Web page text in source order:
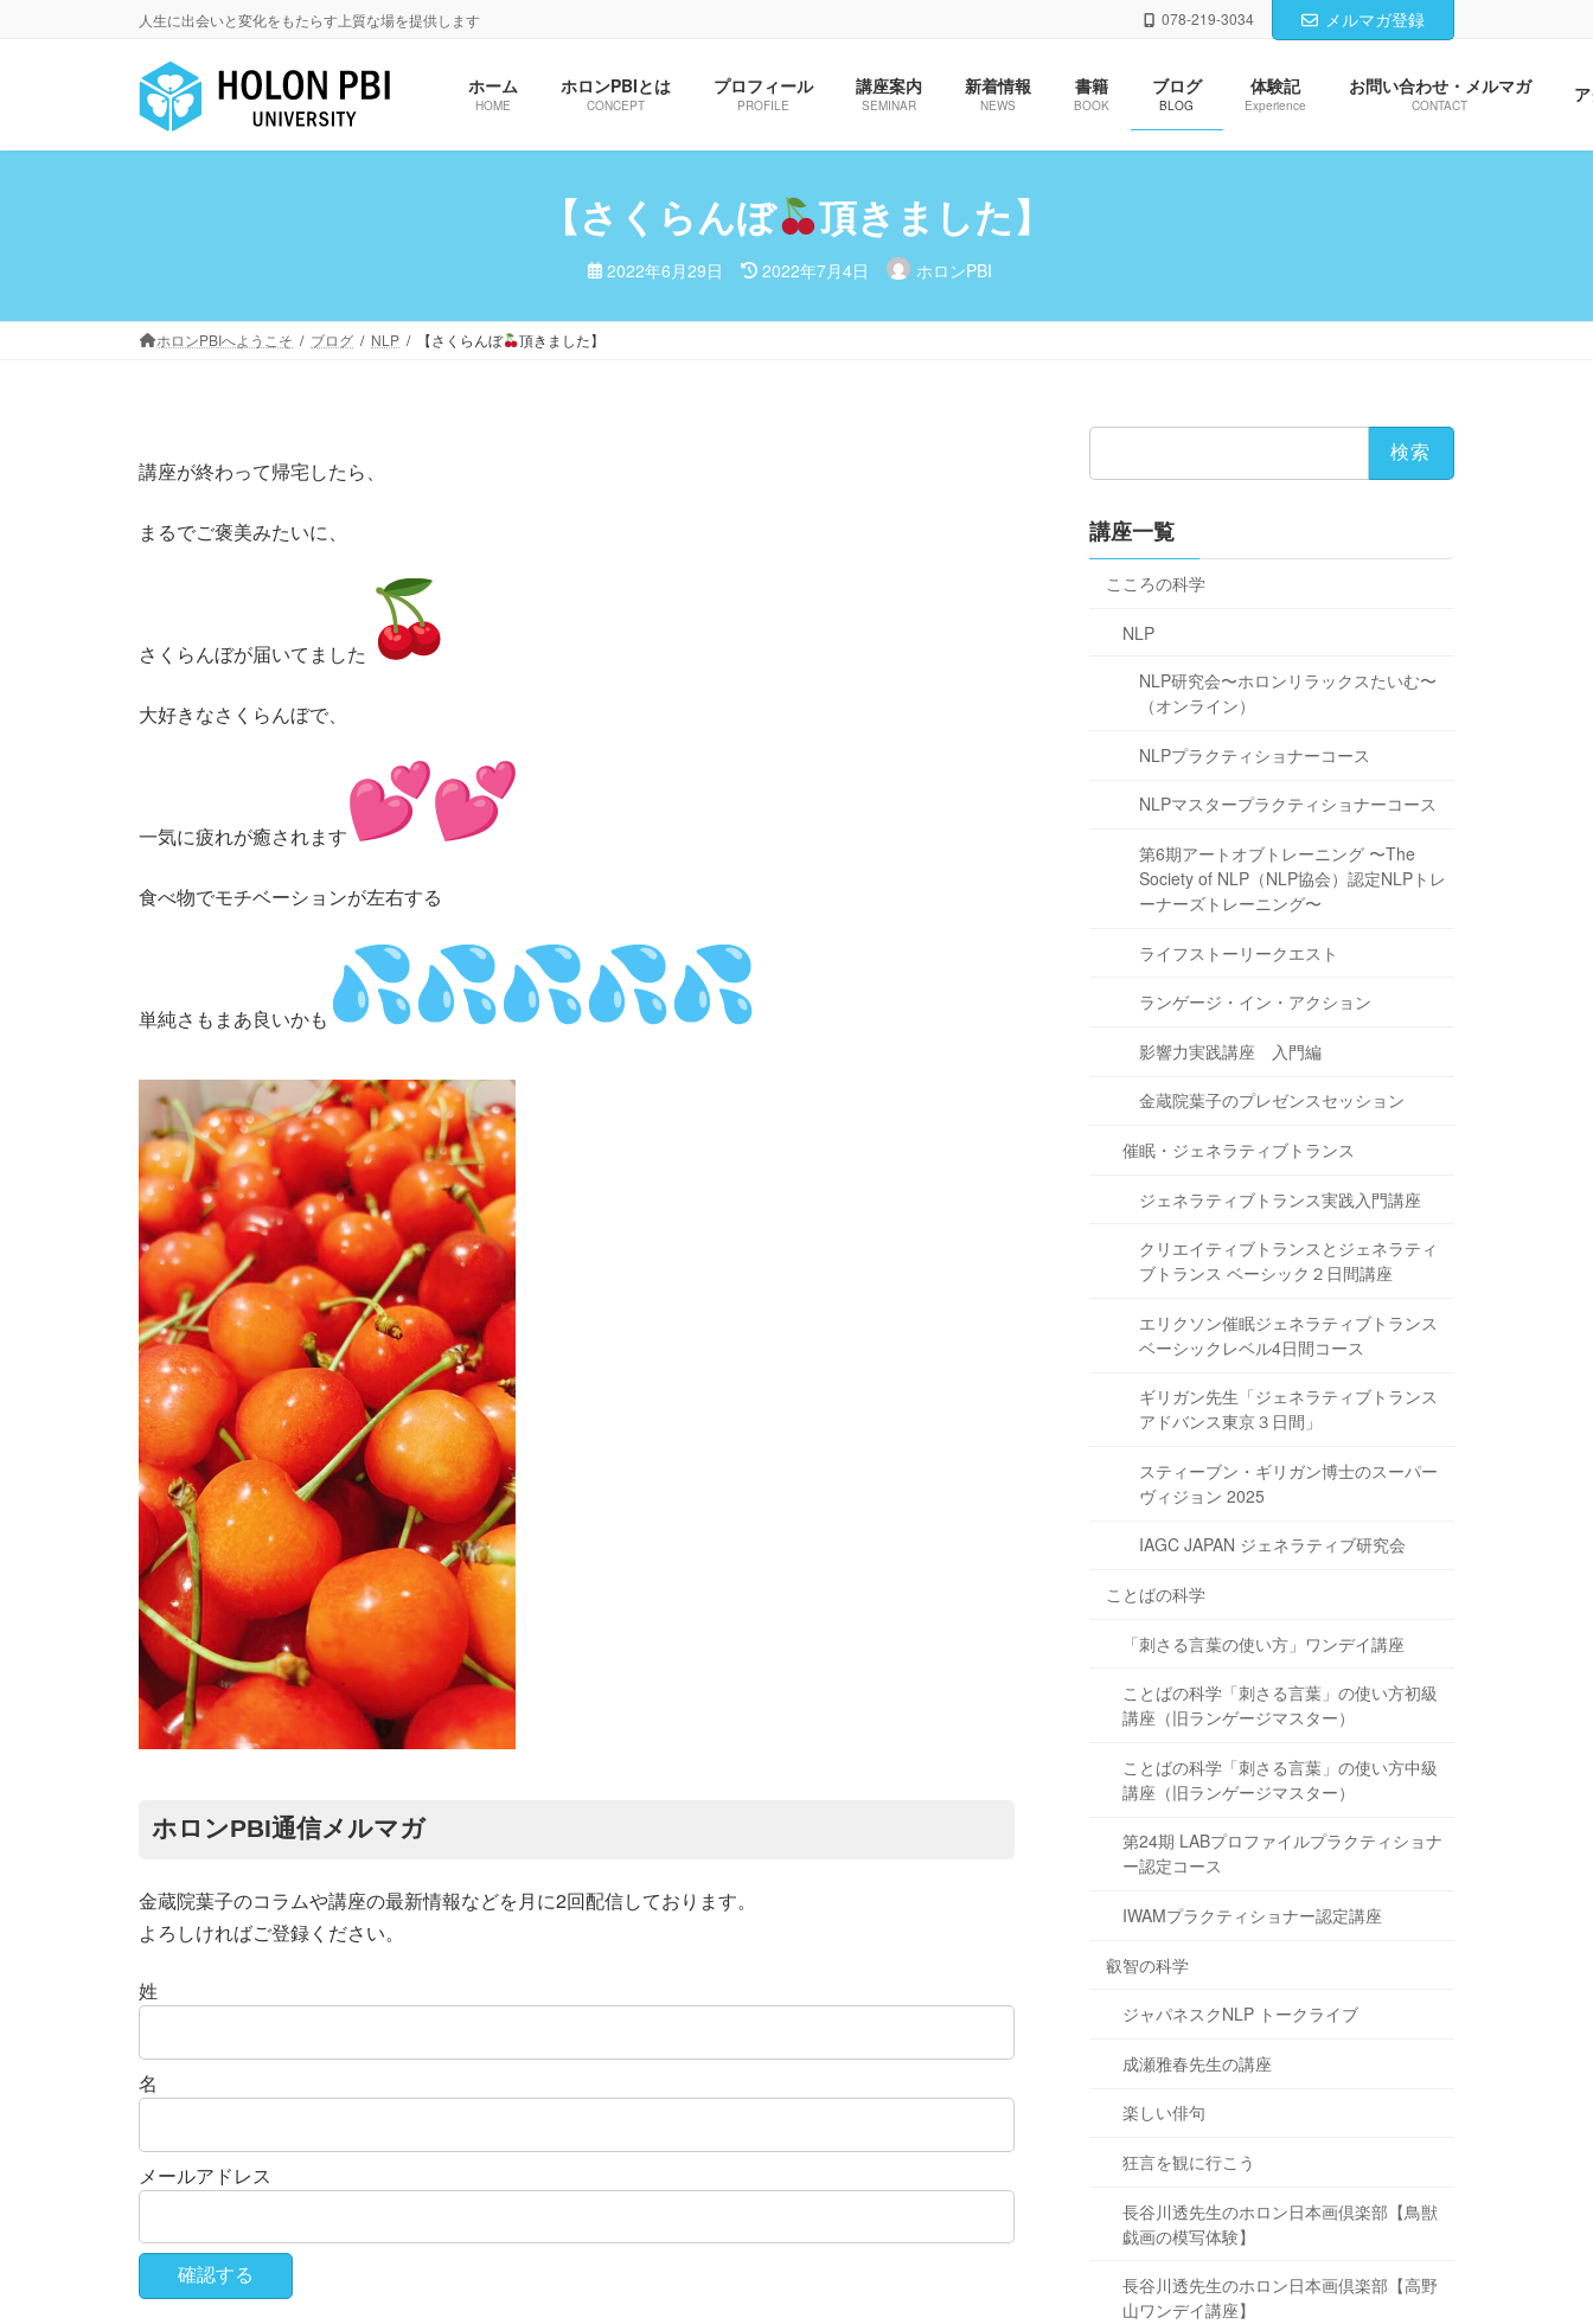
へ
ョ
人生に出会いと変化をもたらす上質な場を提供します 078-219-3034 メルマガ登録
ホーム
HOME
ホロンPBIとは
CONCEPT
プロフィール
PROFILE
講座案内
SEMINAR
新着情報
NEWS
書籍
BOOK
ブログ
BLOG
体験記
Experience
お問い合わせ・メルマガ
CONTACT
【さくらんぼ 頂きました】
2022年6月29日 最
終
日
2022年7月4日 ホロンPBI
ホロンPBIへようこそ ブログ NLP 【さくらんぼ 頂きました】
講座が終わって帰宅したら、
まるでご褒美みたいに、
さくらんぼが届いてました
大好きなさくらんぼで、
一気に疲れが癒されます
食べ物でモチベーションが左右する
単純さもまあ良いかも
ホロンPBI通信メルマガ
金蔵院葉子のコラムや講座の最新情報などを月に2回配信しております。
よろしければご登録ください。
姓
名
メールアドレス
検
講座一覧
こころの科学
NLP
NLP研究会〜ホロンリラックスたいむ〜
（オンライン）
NLPプラクティショナーコース
NLPマスタープラクティショナーコース
第6期アートオブトレーニング 〜The
Society of NLP（NLP協会）認定NLPトレ
ーナーズトレーニング〜
ライフストーリークエスト
ランゲージ・イン・アクション
影響力実践講座 入門編
金蔵院葉子のプレゼンスセッション
催眠・ジェネラティブトランス
ジェネラティブトランス実践入門講座
クリエイティブトランスとジェネラティ
ブトランス ベーシック２日間講座
エリクソン催眠ジェネラティブトランス
ベーシックレベル4日間コース
ギリガン先生「ジェネラティブトランス
アドバンス東京３日間」
スティーブン・ギリガン博士のスーパー
ヴィジョン 2025
IAGC JAPAN ジェネラティブ研究会
ことばの科学
「刺さる言葉の使い方」ワンデイ講座
ことばの科学「刺さる言葉」の使い方初級
講座（旧ランゲージマスター）
ことばの科学「刺さる言葉」の使い方中級
講座（旧ランゲージマスター）
第24期 LABプロファイルプラクティショナ
ー認定コース
IWAMプラクティショナー認定講座
叡智の科学
ジャパネスクNLP トークライブ
成瀬雅春先生の講座
楽しい俳句
狂言を観に行こう
長谷川透先生のホロン日本画倶楽部【鳥獣
戯画の模写体験】
長谷川透先生のホロン日本画倶楽部【高野
山ワンデイ講座】